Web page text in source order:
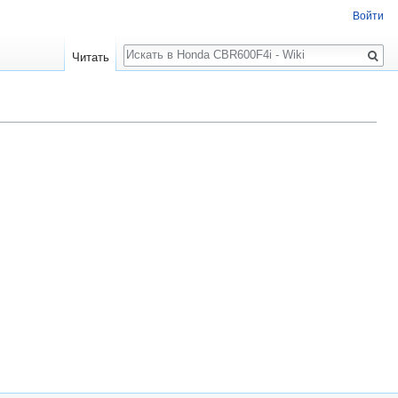
Войти
Читать
Поиск